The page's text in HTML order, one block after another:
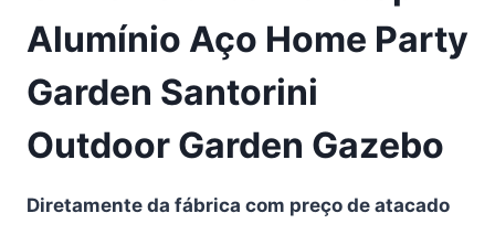
Alumínio Aço Home Party
Garden Santorini
Outdoor Garden Gazebo
Diretamente da fábrica com preço de atacado